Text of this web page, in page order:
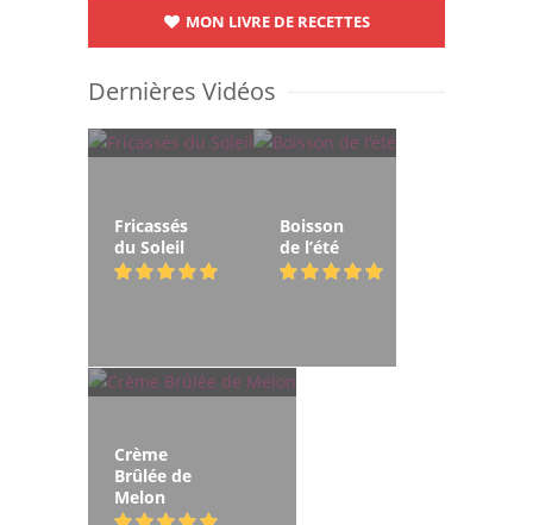
MON LIVRE DE RECETTES
Dernières Vidéos
Fricassés
du Soleil
Boisson
de l’été
Crème
Brûlée de
Melon